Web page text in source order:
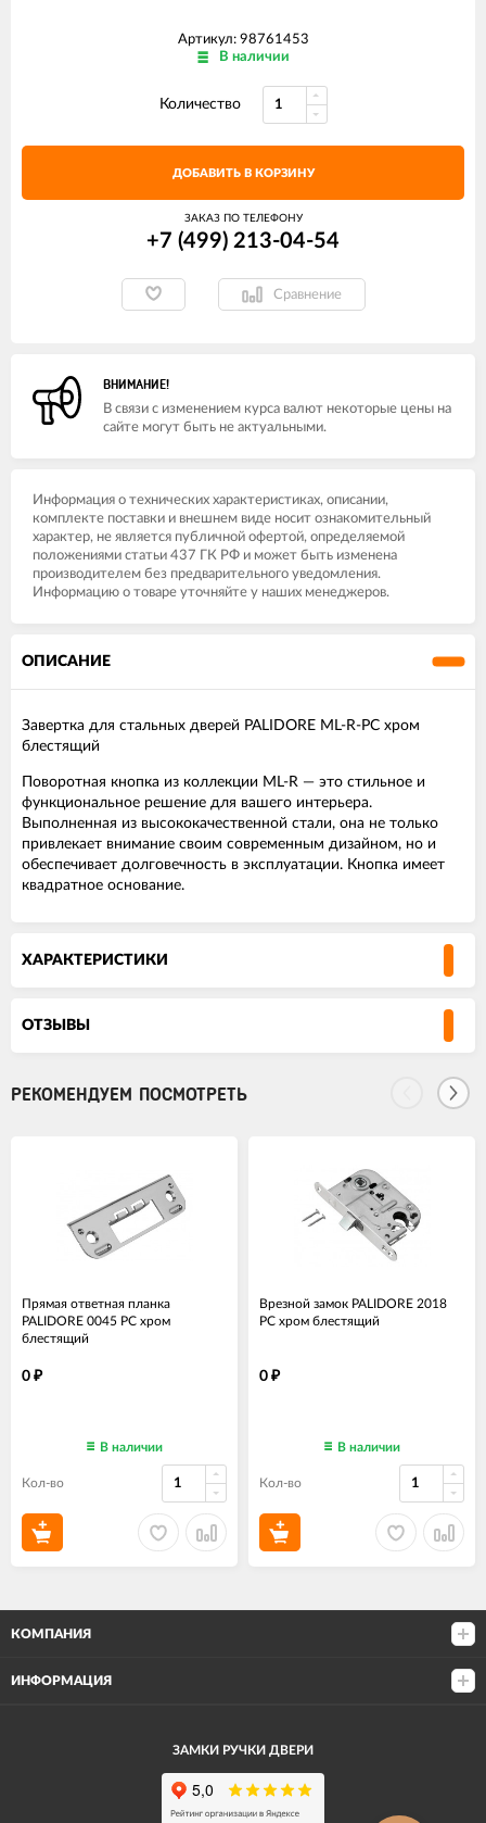
Артикул: 98761453
В наличии
Количество
ДОБАВИТЬ В КОРЗИНУ
ЗАКАЗ ПО ТЕЛЕФОНУ
+7 (499) 213-04-54​
Сравнение
ВНИМАНИЕ!
В связи с изменением курса валют некоторые цены на
сайте могут быть не актуальными.
Информация о технических характеристиках, описании,
комплекте поставки и внешнем виде носит ознакомительный
характер, не является публичной офертой, определяемой
положениями статьи 437 ГК РФ и может быть изменена
производителем без предварительного уведомления.
Информацию о товаре уточняйте у наших менеджеров.
ОПИСАНИЕ
Завертка для стальных дверей PALIDORE ML-R-PC хром
блестящий
Поворотная кнопка из коллекции ML-R — это стильное и
функциональное решение для вашего интерьера.
Выполненная из высококачественной стали, она не только
привлекает внимание своим современным дизайном, но и
обеспечивает долговечность в эксплуатации. Кнопка имеет
квадратное основание.
ХАРАКТЕРИСТИКИ
ОТЗЫВЫ
РЕКОМЕНДУЕМ ПОСМОТРЕТЬ
Прямая ответная планка
PALIDORE 0045 PC хром
блестящий
0 ₽
В наличии
Кол-во
Врезной замок PALIDORE 2018
PC хром блестящий
0 ₽
В наличии
Кол-во
КОМПАНИЯ
ИНФОРМАЦИЯ
ЗАМКИ РУЧКИ ДВЕРИ